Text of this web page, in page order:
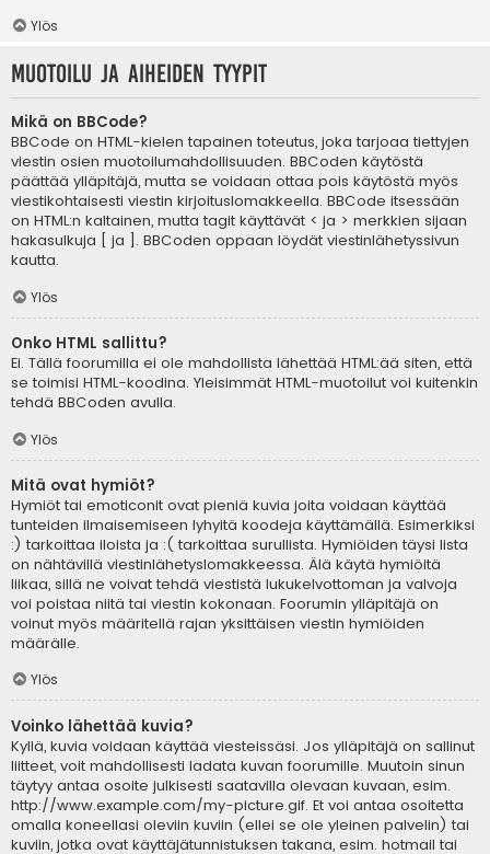
Ylös
Muotoilu ja aiheiden tyypit
Mikä on BBCode?
BBCode on HTML-kielen tapainen toteutus, joka tarjoaa tiettyjen
viestin osien muotoilumahdollisuuden. BBCoden käytöstä
päättää ylläpitäjä, mutta se voidaan ottaa pois käytöstä myös
viestikohtaisesti viestin kirjoituslomakkeella. BBCode itsessään
on HTML:n kaltainen, mutta tagit käyttävät < ja > merkkien sijaan
hakasulkuja [ ja ]. BBCoden oppaan löydät viestinlähetyssivun
kautta.
Ylös
Onko HTML sallittu?
Ei. Tällä foorumilla ei ole mahdollista lähettää HTML:ää siten, että
se toimisi HTML-koodina. Yleisimmät HTML-muotoilut voi kuitenkin
tehdä BBCoden avulla.
Ylös
Mitä ovat hymiöt?
Hymiöt tai emoticonit ovat pieniä kuvia joita voidaan käyttää
tunteiden ilmaisemiseen lyhyitä koodeja käyttämällä. Esimerkiksi
:) tarkoittaa iloista ja :( tarkoittaa surullista. Hymiöiden täysi lista
on nähtävillä viestinlähetyslomakkeessa. Älä käytä hymiöitä
liikaa, sillä ne voivat tehdä viestistä lukukelvottoman ja valvoja
voi poistaa niitä tai viestin kokonaan. Foorumin ylläpitäjä on
voinut myös määritellä rajan yksittäisen viestin hymiöiden
määrälle.
Ylös
Voinko lähettää kuvia?
Kyllä, kuvia voidaan käyttää viesteissäsi. Jos ylläpitäjä on sallinut
liitteet, voit mahdollisesti ladata kuvan foorumille. Muutoin sinun
täytyy antaa osoite julkisesti saatavilla olevaan kuvaan, esim.
http://www.example.com/my-picture.gif. Et voi antaa osoitetta
omalla koneellasi oleviin kuviin (ellei se ole yleinen palvelin) tai
kuviin, jotka ovat käyttäjätunnistuksen takana, esim. hotmail tai